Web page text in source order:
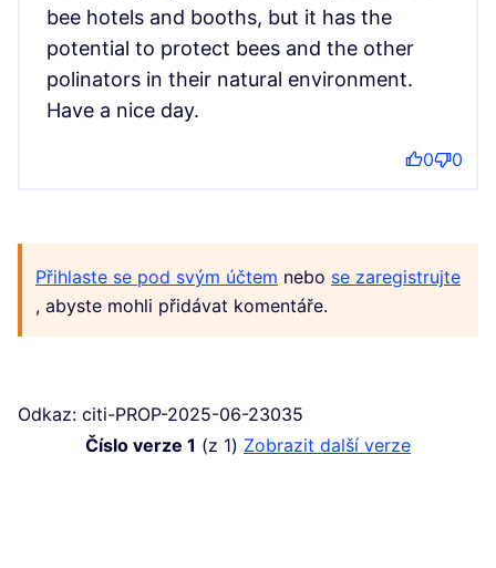
bee hotels and booths, but it has the
potential to protect bees and the other
polinators in their natural environment.
Have a nice day.
0 0
Přihlaste se pod svým účtem nebo se zaregistrujte
, abyste mohli přidávat komentáře.
Odkaz: citi-PROP-2025-06-23035
Číslo verze 1 (z 1) zobrazit další verze